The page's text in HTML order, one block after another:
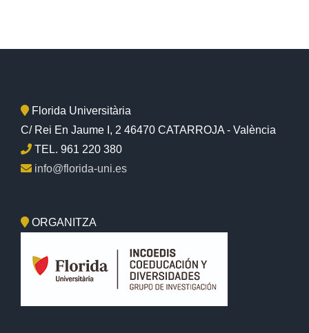
Florida Universitària
C/ Rei En Jaume I, 2 46470 CATARROJA - València
TEL. 961 220 380
info@florida-uni.es
ORGANITZA